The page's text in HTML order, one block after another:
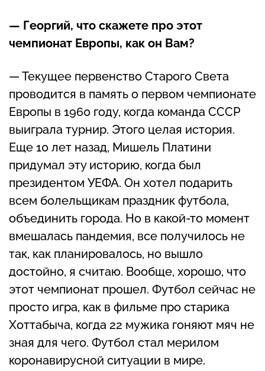
— Георгий, что скажете про этот
чемпионат Европы, как он Вам?
— Текущее первенство Старого Света
проводится в память о первом чемпионате
Европы в 1960 году, когда команда СССР
выиграла турнир. Этого целая история.
Еще 10 лет назад, Мишель Платини
придумал эту историю, когда был
президентом УЕФА. Он хотел подарить
всем болельщикам праздник футбола,
объединить города. Но в какой-то момент
вмешалась пандемия, все получилось не
так, как планировалось, но вышло
достойно, я считаю. Вообще, хорошо, что
этот чемпионат прошел. Футбол сейчас не
просто игра, как в фильме про старика
Хоттабыча, когда 22 мужика гоняют мяч не
зная для чего. Футбол стал мерилом
коронавирусной ситуации в мире.